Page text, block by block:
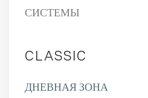
СИСТЕМЫ
CLASSIC
ДНЕВНАЯ ЗОНА